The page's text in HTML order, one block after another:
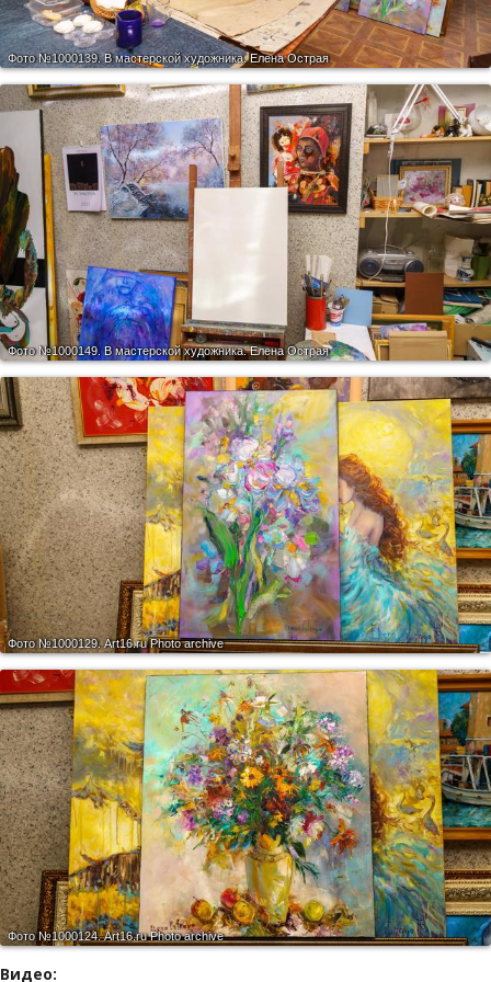
Фото №1000139.В мастерской художника. Елена Острая
Фото №1000149.В мастерской художника. Елена Острая
Фото №1000129.Art16.ru Photo archive
Фото №1000124.Art16.ru Photo archive
Видео: